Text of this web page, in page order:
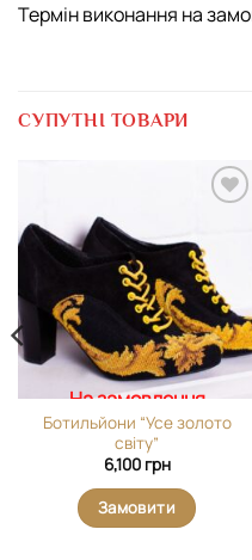
Термін виконання на
СУПУТНІ ТОВАРИ
вибране
На замовлення
Ботильйони “Усе золото
світу”
6,100 грн
Замовити